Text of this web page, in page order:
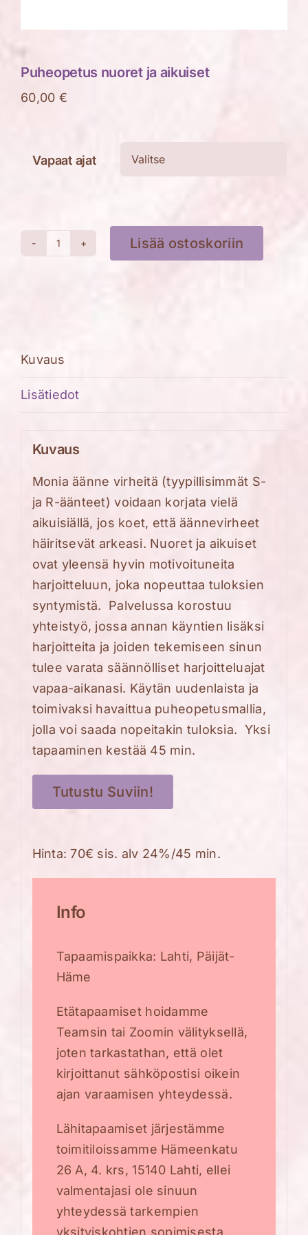
Puheopetus nuoret ja aikuiset
60,00 €
Vapaat ajat
Puheopetus
Lisää ostoskoriin
Kuvaus
Lisätiedot
Kuvaus
Monia äänne virheitä (tyypillisimmät S-
ja R-äänteet) voidaan korjata vielä
aikuisiällä, jos koet, että äännevirheet
häiritsevät arkeasi. Nuoret ja aikuiset
ovat yleensä hyvin motivoituneita
harjoitteluun, joka nopeuttaa tuloksien
syntymistä.
Palvelussa korostuu
yhteistyö, jossa annan käyntien lisäksi
harjoitteita ja joiden tekemiseen sinun
tulee varata säännölliset harjoitteluajat
vapaa-aikanasi. Käytän uudenlaista ja
toimivaksi havaittua puheopetusmallia,
jolla voi saada nopeitakin tuloksia. Yksi
tapaaminen kestää 45 min.
Tutustu Suviin!
Hinta: 70€ sis. alv 24%/45 min.
Info
Tapaamispaikka: Lahti, Päijät-
Häme
Etätapaamiset hoidamme
Teamsin tai Zoomin välityksellä,
joten tarkastathan, että olet
kirjoittanut sähköpostisi oikein
ajan varaamisen yhteydessä.
Lähitapaamiset järjestämme
toimitiloissamme Hämeenkatu
26 A, 4. krs, 15140 Lahti, ellei
valmentajasi ole sinuun
yhteydessä tarkempien